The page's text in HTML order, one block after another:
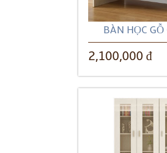
BÀN HỌC GỖ
2,100,000 đ